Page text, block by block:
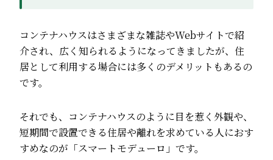
コンテナハウスはさまざまな雑誌やWebサイトで紹
介され、広く知られるようになってきましたが、住
居として利用する場合には多くのデメリットもあるの
です。
それでも、コンテナハウスのように目を惹く外観や、
短期間で設置できる住居や離れを求めている人におす
すめなのが「スマートモデューロ」です。